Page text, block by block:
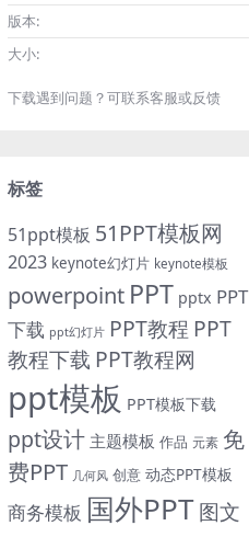
版本:
大小:
下载遇到问题？可联系客服或反馈
标签
51ppt模板 51PPT模板网
2023 keynote幻灯片 keynote模板
powerpoint PPT pptx PPT
下载 ppt幻灯片 PPT教程 PPT
教程下载 PPT教程网
ppt模板 PPT模板下载
ppt设计 主题模板 作品 元素 免
费PPT 几何风 创意 动态PPT模板
商务模板 国外PPT图文